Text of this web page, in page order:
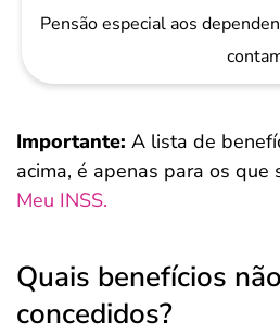
Pensão especial aos
Importante: A lista de
acima, é apenas para os
Meu INSS.
Quais benefícios
concedidos?